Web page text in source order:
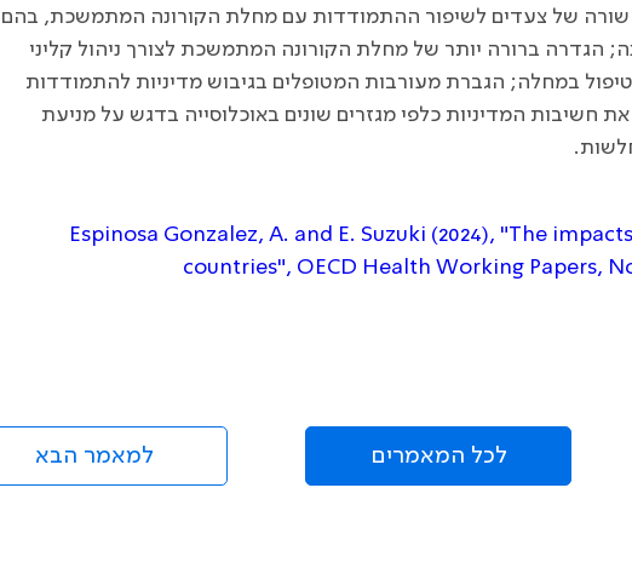
שורה של צעדים לשיפור ההתמודדות עם מחלת הקורונה המתמשכת, בהם
הגדרה ברורה יותר של מחלת הקורונה המתמשכת לצורך ניהול קליני
במחלה; הגברת מעורבות המטופלים בגיבוש מדיניות להתמודדות
חשיבות המדיניות כלפי מגזרים שונים באוכלוסייה בדגש על מניעת
Espinosa Gonzalez, A. and E. Suzuki (2024), "The
countries", OECD Health Working Papers,
לכל המאמרים למאמר הבא